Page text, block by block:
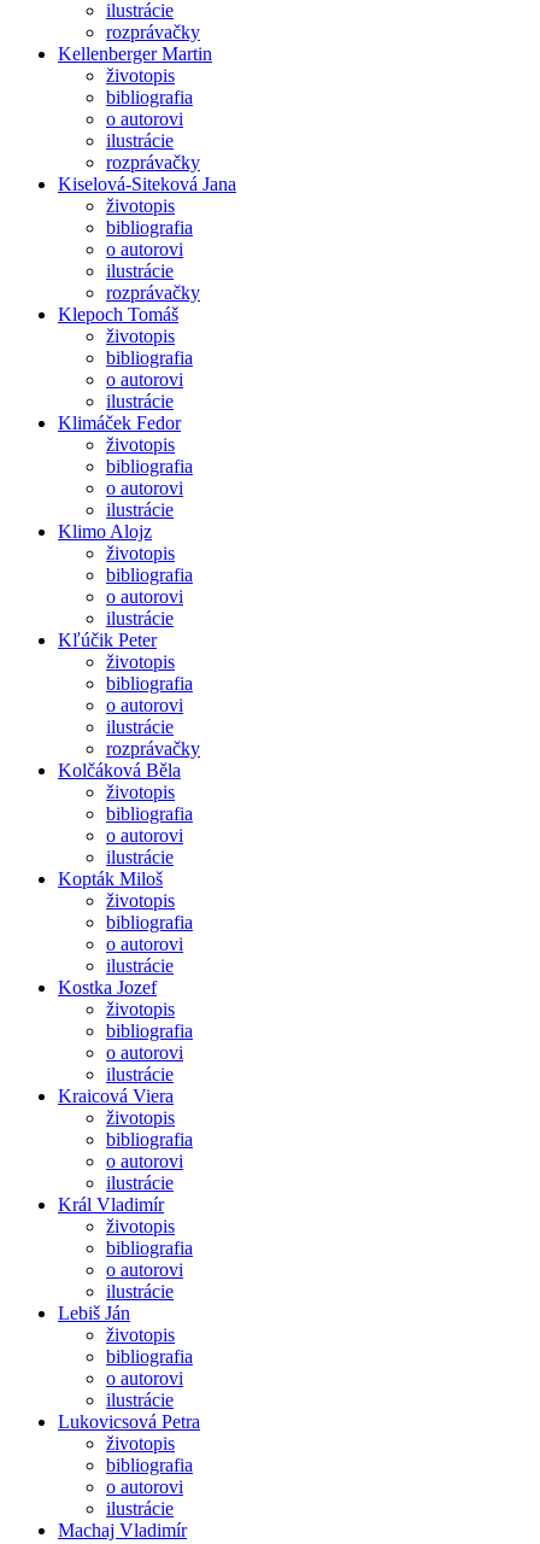
ilustrácie
rozprávačky
Kellenberger Martin
životopis
bibliografia
o autorovi
ilustrácie
rozprávačky
Kiselová-Siteková Jana
životopis
bibliografia
o autorovi
ilustrácie
rozprávačky
Klepoch Tomáš
životopis
bibliografia
o autorovi
ilustrácie
Klimáček Fedor
životopis
bibliografia
o autorovi
ilustrácie
Klimo Alojz
životopis
bibliografia
o autorovi
ilustrácie
Kľúčik Peter
životopis
bibliografia
o autorovi
ilustrácie
rozprávačky
Kolčáková Běla
životopis
bibliografia
o autorovi
ilustrácie
Kopták Miloš
životopis
bibliografia
o autorovi
ilustrácie
Kostka Jozef
životopis
bibliografia
o autorovi
ilustrácie
Kraicová Viera
životopis
bibliografia
o autorovi
ilustrácie
Král Vladimír
životopis
bibliografia
o autorovi
ilustrácie
Lebiš Ján
životopis
bibliografia
o autorovi
ilustrácie
Lukovicsová Petra
životopis
bibliografia
o autorovi
ilustrácie
Machaj Vladimír